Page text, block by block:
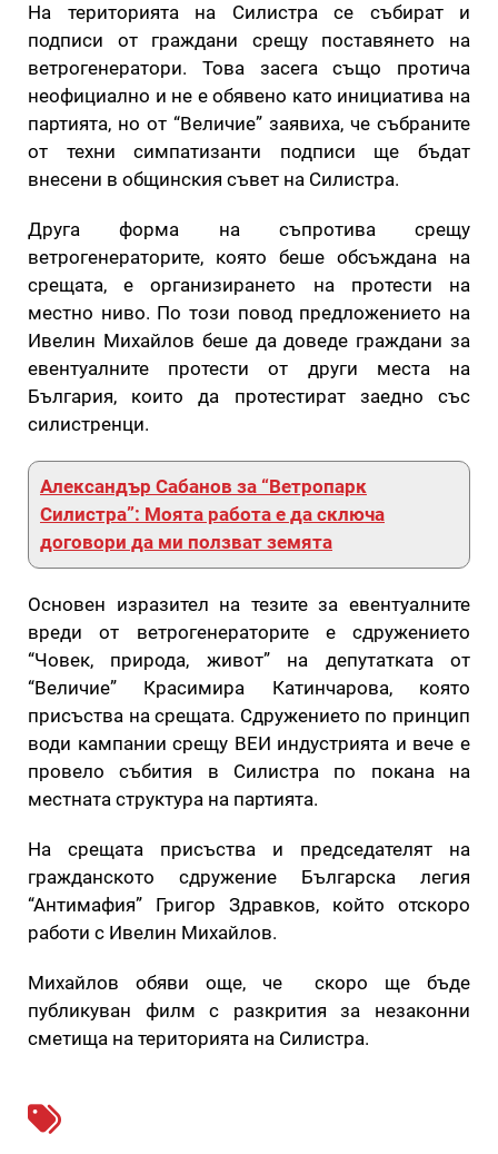
На територията на Силистра се събират и
подписи от граждани срещу поставянето на
ветрогенератори. Това засега също протича
неофициално и не е обявено като инициатива на
партията, но от “Величие” заявиха, че събраните
от техни симпатизанти подписи ще бъдат
внесени в общинския съвет на Силистра.
Друга форма на съпротива срещу
ветрогенераторите, която беше обсъждана на
срещата, е организирането на протести на
местно ниво. По този повод предложението на
Ивелин Михайлов беше да доведе граждани за
евентуалните протести от други места на
България, които да протестират заедно със
силистренци.
Александър Сабанов за “Ветропарк
Силистра”: Моята работа е да сключа
договори да ми ползват земята
Основен изразител на тезите за евентуалните
вреди от ветрогенераторите е сдружението
“Човек, природа, живот” на депутатката от
“Величие” Красимира Катинчарова, която
присъства на срещата. Сдружението по принцип
води кампании срещу ВЕИ индустрията и вече е
провело събития в Силистра по покана на
местната структура на партията.
На срещата присъства и председателят на
гражданското сдружение Българска легия
“Антимафия” Григор Здравков, който отскоро
работи с Ивелин Михайлов.
Михайлов обяви още, че скоро ще бъде
публикуван филм с разкрития за незаконни
сметища на територията на Силистра.